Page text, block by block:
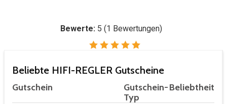
Bewerte: 5 (1 Bewertungen)
Beliebte HIFI-REGLER Gutscheine
Gutschein
Gutschein-
Typ
Beliebtheit